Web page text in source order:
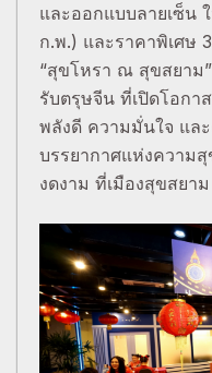
และออกแบบลายเซ็น
ก.พ.) และราคาพิเศษ
“สุขโหรา ณ สุขสยาม
รับตรุษจีน ที่เปิดโอกา
พลังดี ความมั่นใจ แล
บรรยากาศแห่งความ
งดงาม ที่เมืองสุขสยา